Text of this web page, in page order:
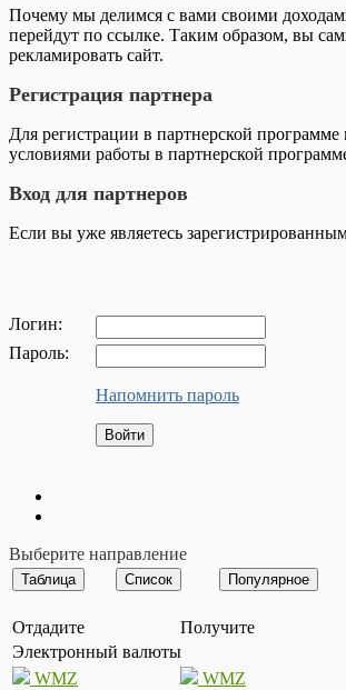
Почему мы делимся с вами своими
перейдут по ссылке. Таким образом, вы
рекламировать сайт.
Регистрация партнера
Для регистрации в партнерской
условиями работы в партнерской
Вход для партнеров
Если вы уже являетесь
Логин:
Пароль:
Напомнить пароль
Выберите направление
Отдадите
Получите
Электронный валюты
WMZ
WMZ